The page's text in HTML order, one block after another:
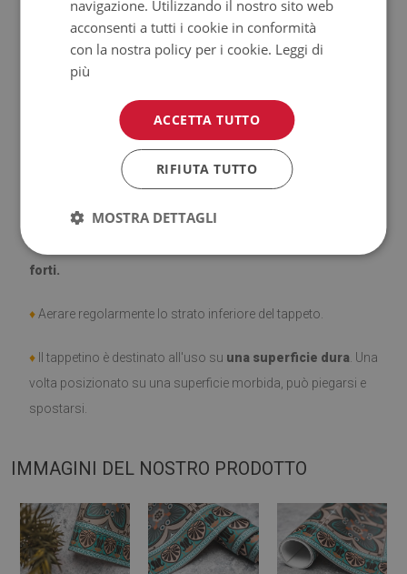
non hanno le proprietà antiscivolo;
Prodotto facile da pulire,
resistente alle macchie e
Si ricorda che i danni causati dall'uso dovuto al trascorrere
del tempo (es. abrasioni) non sono soggetti a reclami.
♦
forti.
♦ Aerare regolarmente lo strato inferiore del tappeto.
♦ Il tappetino è destinato all'uso su una superficie dura . Una
volta posizionato su una superficie morbida, può piegarsi e
spostarsi.
IMMAGINI DEL NOSTRO PRODOTTO
navigazione. Utilizzando il nostro sito web
acconsenti a tutti i cookie in conformità
con la nostra policy per i cookie. Leggi di
più
ACCETTA TUTTO
RIFIUTA TUTTO
MOSTRA DETTAGLI